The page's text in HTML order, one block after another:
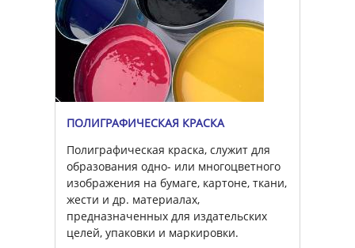
ПОЛИГРАФИЧЕСКАЯ КРАСКА
Полиграфическая краска, служит для
образования одно- или многоцветного
изображения на бумаге, картоне, ткани,
жести и др. материалах,
предназначенных для издательских
целей, упаковки и маркировки.